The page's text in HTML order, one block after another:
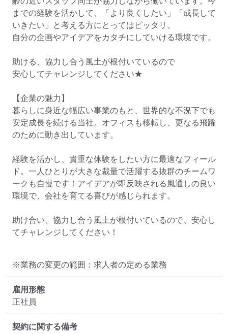
までの経験を活かして、「より良くしたい」「成長して
いきたい」と考える方にとってはピッタリ。
自分の企画やアイデアをカタチにしていける環境です。
助ける、協力し合う風土が根付いているので
安心してチャレンジしてください★
【企業の魅力】
暮らしに身近な幅広い事業のもと、世界的な不況下でも
安定成長を続ける当社。オフィスも移転し、更なる飛躍
のために動き出しています。
経験を活かし、貴重な体験をしたい方に最適なフィール
ド。一人ひとりが大きな裁量で活躍する抜群のチームワ
ークも自慢です！アイデアが即反映される風通しの良い
環境で、会社を育てる喜びが感じられます。
助け合い、協力し合う風土が根付いているので、安心し
てチャレンジしてください！
※業務の変更の範囲：求人者の定める業務
雇用形態
正社員
契約に関する備考